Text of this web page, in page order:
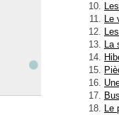
Le
La
Le